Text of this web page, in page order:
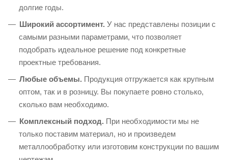
долгие годы.
Широкий ассортимент. У нас представлены позиции с
самыми разными параметрами, что позволяет
подобрать идеальное решение под конкретные
проектные требования.
Любые объемы. Продукция отгружается как крупным
оптом, так и в розницу. Вы покупаете ровно столько,
сколько вам необходимо.
Комплексный подход. При необходимости мы не
только поставим материал, но и произведем
металлообработку или изготовим конструкции по вашим